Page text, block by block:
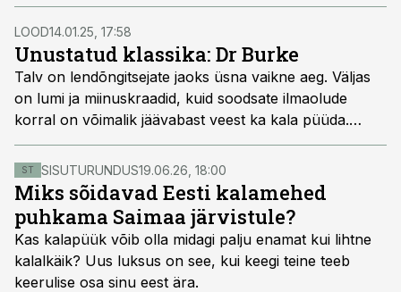
LOOD14.01.25, 17:58
Unustatud klassika: Dr Burke
Talv on lendõngitsejate jaoks üsna vaikne aeg. Väljas
on lumi ja miinuskraadid, kuid soodsate ilmaolude
korral on võimalik jäävabast veest ka kala püüda.
Eelkõige on sel ajal püügikaladeks pärast kudemist
jõgedesse talvituma jäänud lõhed ja meriforellid,
keeluaja lõppedes ka jõeforell. Järgnev lugu on
märgade putukate klassikasse kuuluvast putukast
nimega Dr Burke. See on sööt, millele tasub kindlasti
tähelepanu pöörata ning talvisel ja varakevadisel ajal
ka püügiaega anda.
ST SISUTURUNDUS19.06.26, 18:00
Miks sõidavad Eesti kalamehed
puhkama Saimaa järvistule?
Kas kalapüük võib olla midagi palju enamat kui lihtne
kalalkäik? Uus luksus on see, kui keegi teine teeb
keerulise osa sinu eest ära.